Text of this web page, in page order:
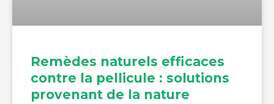
Remèdes naturels efficaces
contre la pellicule : solutions
provenant de la nature